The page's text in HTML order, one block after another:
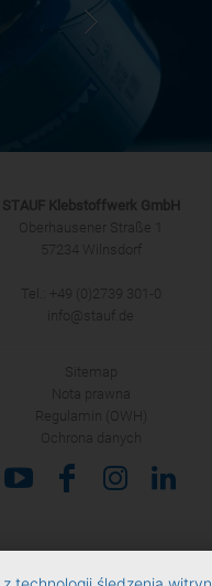
STAUF Klebstoffwerk GmbH
Oberhausener Straße 1
57234 Wilnsdorf
Tel.: +49 (0)2739 301-0
info@stauf.de
Sitemap
Nota prawna
Regulamin (OWH)
Ochrona danych